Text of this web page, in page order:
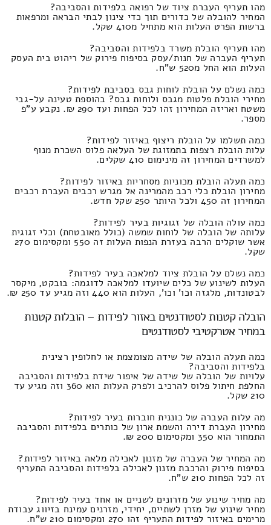
מהו תעריף העברת ציוד של רפואה בלפידות והסביבה?
המחיר להובלה של כדורים תוך כדי צינון לבתי הבראה ומרפאות
ברשות הפרט העלות הוא מתחיל מ410 שקל.
מהו תעריף הובלת משרד בלפידות והסביבה?
תעריף העברה של חנות/עסק בסיפוח פירוק של ריהוט בית העסק
העלות הוא החל מ520 ש"ח.
כמה נשלם על הובלת לוחות גבס בסביבת לפידות?
מחירי הובלת פלטות מגבס ולוחות גבס? בהוספת טעינה על-גבי
משטח ואריזה המחירון זהו לכל הפחות ועד 290 ₪. נקבע ע"פ
מספר.
כמה תשלמו על הובלת ריצוף באיזור לפידות?
עלות הובלת רצפות בתמזוגת של העלאה פלוס השכרת מנוף
למשרדים המחירון זה מינימום 410 שקלים.
כמה תעלה הובלת מכוניות מסחריות באיזור לפידות?
מחירון הובלת כלי רכב מהמרינה אל מגרש רכבים העברת רכבים
המחירון זה 450 ולכל היותר 250 שקל חדש.
כמה עולה הובלה של זגוגיות בעיר לפידות?
עלותה של הובלה של לוחות שמשה (כולל מאובטחת) וכלי זגוגית
אשר שוקלים הרבה בעזרת הנפות העלות זה 550 ומקסימום 270
שקל.
כמה נשלם על הובלת ציוד למלאכה בעיר לפידות?
העלות לשינוע של כלים שיועדו למלאכה לדוגמה: בובקט, מיקסר
לבטונדות, מלגזה וכו' וכו', העלות הוא 440 וזה מגיע עד 250 ₪.
הובלה קטנות לסטודנטים באזור לפידות – הובלות קטנות
במחיר אטרקטיבי לסטודנטים
כמה תעלה הובלה של שידה מצומצמת או לחלופין רצינית
בלפידות והסביבה?
עלויות של הובלה של שידה של איפור שידת בלפידות והסביבה
החלפת חיתול פלוס להרכיב ולפרק העלות הוא 360 וזה מגיע עד
210 שקל.
מה עלות העברה של כוננית חוברות בעיר לפידות?
מחירון העברת דירה והשמת ארון של כותרים בלפידות והסביבה
התמחור הוא 350 ומקסימום 200 ₪.
מה המחיר של העברה של מזנון לאכילה מלאה באיזור לפידות?
בסיפוח פירוק והרכבת מזנון לאכילה בלפידות והסביבה התעריף
זה לכל הפחות 210 ש"ח.
מה מחיר שינוע של מזרונים לשניים או אחד בעיר לפידות?
מחיר שינוע של מזרן לשתיים, יחידי, מזרנים עמינח בזיווג עבודת
מרימים באיזור לפידות התעריף זהו 270 ומקסימום 210 ש"ח.